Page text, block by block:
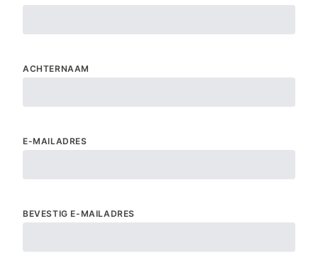
ACHTERNAAM
E-MAILADRES
BEVESTIG E-MAILADRES